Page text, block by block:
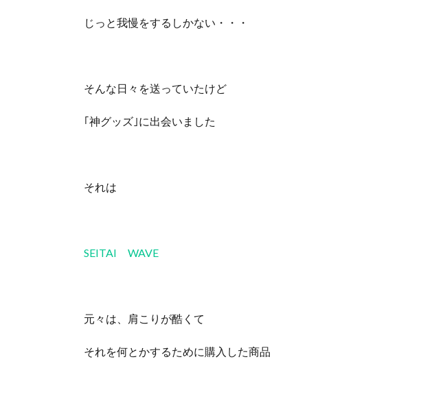
じっと我慢をするしかない・・・
そんな日々を送っていたけど
｢神グッズ｣に出会いました
それは
SEITAI WAVE
元々は、肩こりが酷くて
それを何とかするために購入した商品